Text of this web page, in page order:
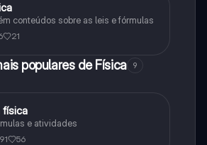
conteúdos sobre as leis e fórmulas
21
populares de Física 9
física
e atividades
56